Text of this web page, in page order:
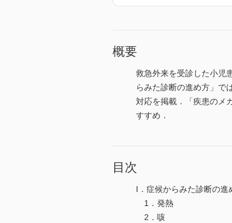
概要
救急外来を受診した小児
らみた診断の進め方」で
対応を掲載．「疾患のメ
すすめ．
目次
I．症候からみた診断の進
1．発熱
2．咳